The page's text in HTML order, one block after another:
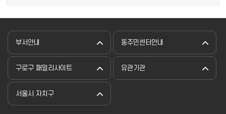
부서안내 동주민센터안내
구로구 패밀리사이트 유관기관
서울시 자치구